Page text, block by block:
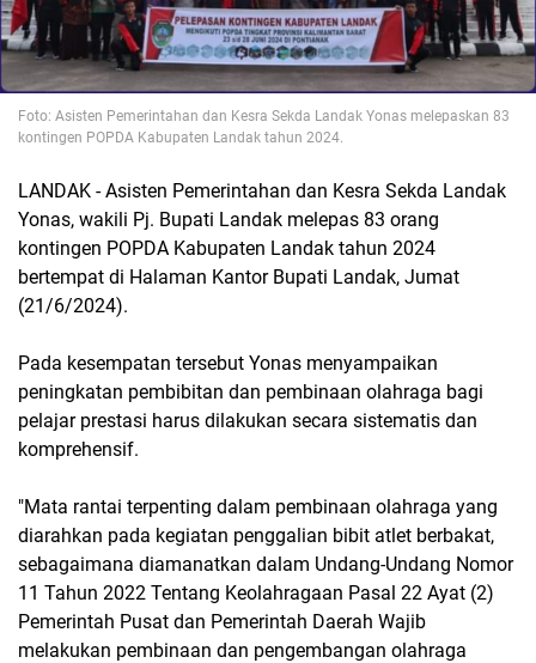
Foto: Asisten Pemerintahan dan Kesra Sekda Landak Yonas melepaskan 83
kontingen POPDA Kabupaten Landak tahun 2024.
LANDAK - Asisten Pemerintahan dan Kesra Sekda Landak
Yonas, wakili Pj. Bupati Landak melepas 83 orang
kontingen POPDA Kabupaten Landak tahun 2024
bertempat di Halaman Kantor Bupati Landak, Jumat
(21/6/2024).
Pada kesempatan tersebut Yonas menyampaikan
peningkatan pembibitan dan pembinaan olahraga bagi
pelajar prestasi harus dilakukan secara sistematis dan
komprehensif.
"Mata rantai terpenting dalam pembinaan olahraga yang
diarahkan pada kegiatan penggalian bibit atlet berbakat,
sebagaimana diamanatkan dalam Undang-Undang Nomor
11 Tahun 2022 Tentang Keolahragaan Pasal 22 Ayat (2)
Pemerintah Pusat dan Pemerintah Daerah Wajib
melakukan pembinaan dan pengembangan olahraga